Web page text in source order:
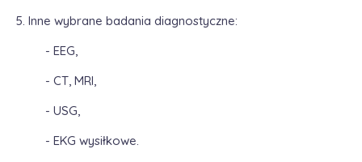
5. Inne wybrane badania diagnostyczne:
- EEG,
- CT, MRI,
- USG,
- EKG wysiłkowe.